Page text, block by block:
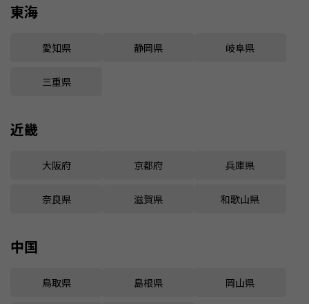
東海
愛知県 静岡県 岐阜県
三重県
近畿
大阪府 京都府 兵庫県
奈良県 滋賀県 和歌山県
中国
鳥取県 島根県 岡山県